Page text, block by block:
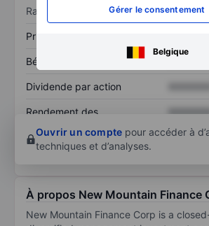
Gérer le consentement
Belgique
Ratios
Prix / ventes
Bénéfice par action
Dividende par action
Rendement des
Ouvrir un compte pour accéder à
techniques et d’analyses.
À propos New Mountain Finance
New Mountain Finance Corp is a